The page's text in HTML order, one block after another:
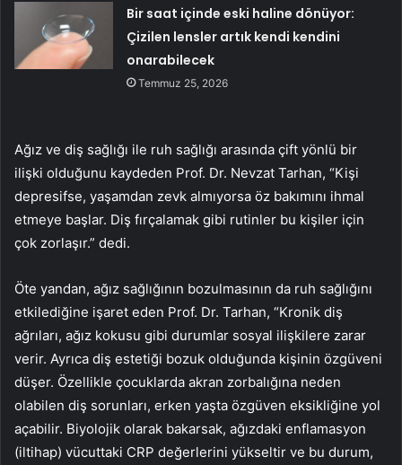
Bir saat içinde eski haline dönüyor:
Çizilen lensler artık kendi kendini
onarabilecek
Temmuz 25, 2026
Ağız ve diş sağlığı ile ruh sağlığı arasında çift yönlü bir
ilişki olduğunu kaydeden Prof. Dr. Nevzat Tarhan, “Kişi
depresifse, yaşamdan zevk almıyorsa öz bakımını ihmal
etmeye başlar. Diş fırçalamak gibi rutinler bu kişiler için
çok zorlaşır.” dedi.
Öte yandan, ağız sağlığının bozulmasının da ruh sağlığını
etkilediğine işaret eden Prof. Dr. Tarhan, “Kronik diş
ağrıları, ağız kokusu gibi durumlar sosyal ilişkilere zarar
verir. Ayrıca diş estetiği bozuk olduğunda kişinin özgüveni
düşer. Özellikle çocuklarda akran zorbalığına neden
olabilen diş sorunları, erken yaşta özgüven eksikliğine yol
açabilir. Biyolojik olarak bakarsak, ağızdaki enflamasyon
(iltihap) vücuttaki CRP değerlerini yükseltir ve bu durum,